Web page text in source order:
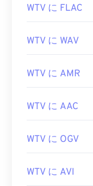
ばいいです
Microsoftは
ご注意くださ
めします。コ
す。著作権で
WTVファイル
PowerDirector
WTV に FLAC
WTV に WAV
WTV に AMR
WTV に AAC
WTV に OGV
WTV に AVI